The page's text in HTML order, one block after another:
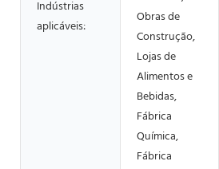
Indústrias
aplicáveis:
Obras de
Construção,
Lojas de
Alimentos e
Bebidas,
Fábrica
Química,
Fábrica